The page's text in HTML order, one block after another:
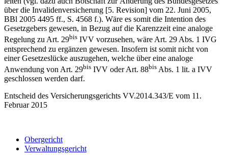
über die Invalidenversicherung [5. Revision] vom 22. Juni 2005,
BBl 2005 4495 ff., S. 4568 f.). Wäre es somit die Intention des
Gesetzgebers gewesen, in Bezug auf die Karenzzeit eine analoge
Regelung zu Art. 29bis IVV vorzusehen, wäre Art. 29 Abs. 1 IVG
entsprechend zu ergänzen gewesen. Insofern ist somit nicht von
einer Gesetzeslücke auszugehen, welche über eine analoge
Anwendung von Art. 29bis IVV oder Art. 88bis Abs. 1 lit. a IVV
geschlossen werden darf.
Entscheid des Versicherungsgerichts VV.2014.343/E vom 11.
Februar 2015
Obergericht
Verwaltungsgericht